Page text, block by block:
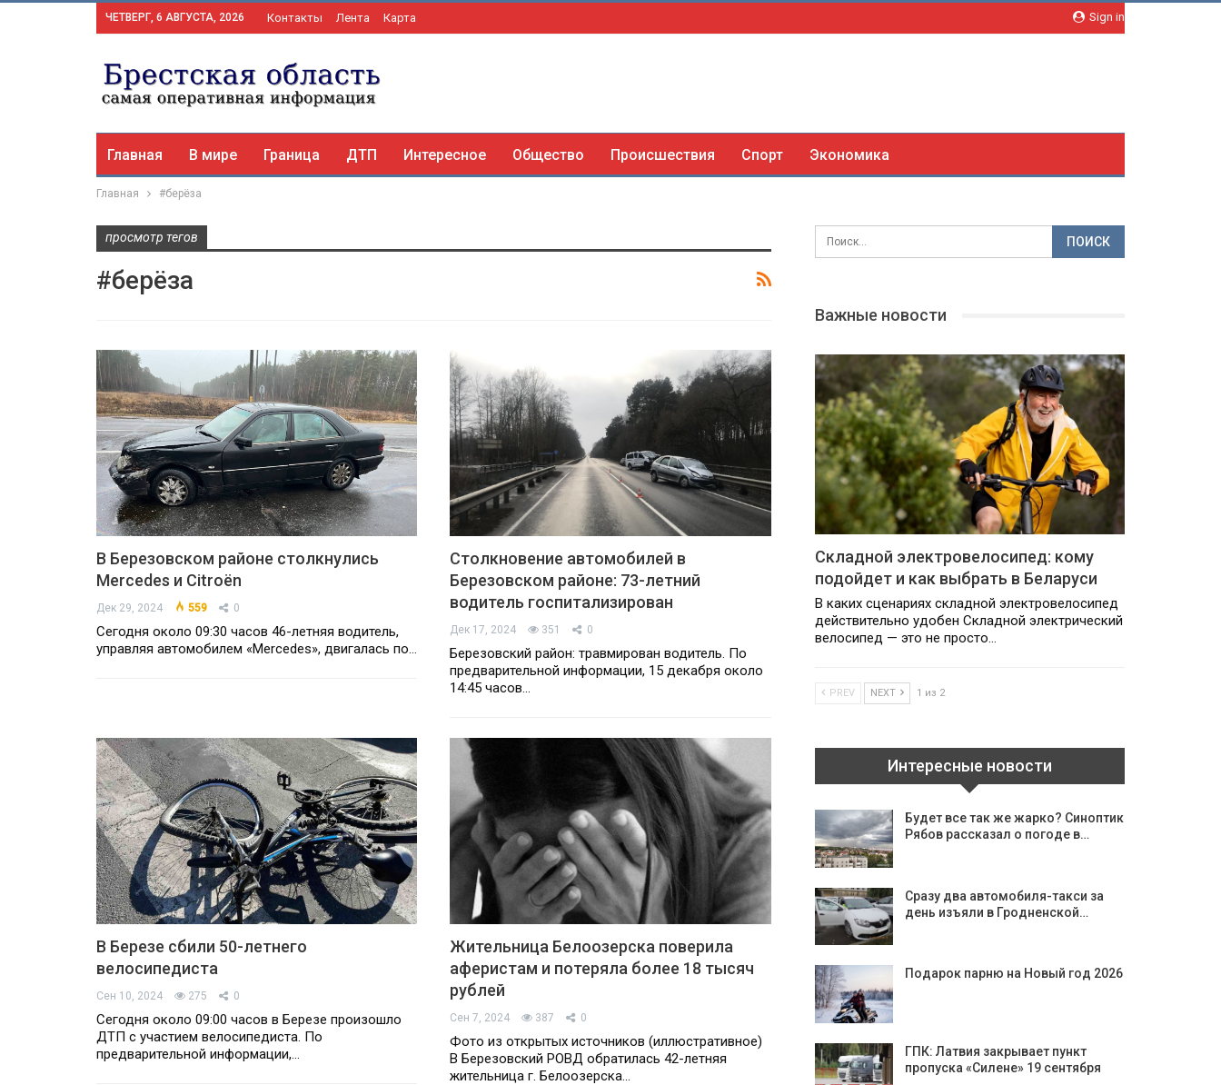
Sign in
ЧЕТВЕРГ, 6 АВГУСТА, 2026 Контакты Лента Карта
Главная В мире Граница ДТП Интересное Общество Происшествия Спорт Экономика
Главная #берёза
просмотр тегов
#берёза
В Березовском районе столкнулись
Mercedes и Citroën
Дек 29, 2024 559 0
Сегодня около 09:30 часов 46-летняя водитель,
управляя автомобилем «Mercedes», двигалась по…
Столкновение автомобилей в
Березовском районе: 73-летний
водитель госпитализирован
Дек 17, 2024 351 0
Березовский район: травмирован водитель. По
предварительной информации, 15 декабря около
14:45 часов…
В Березе сбили 50-летнего
велосипедиста
Сен 10, 2024 275 0
Сегодня около 09:00 часов в Березе произошло
ДТП с участием велосипедиста. По
предварительной информации,…
Жительница Белоозерска поверила
аферистам и потеряла более 18 тысяч
рублей
Сен 7, 2024 387 0
Фото из открытых источников (иллюстративное)
В Березовский РОВД обратилась 42-летняя
жительница г. Белоозерска…
Важные новости
Складной электровелосипед: кому
подойдет и как выбрать в Беларуси
В каких сценариях складной электровелосипед
действительно удобен Складной электрический
велосипед — это не просто…
PREV NEXT 1 из 2
Интересные новости
Будет все так же жарко? Синоптик
Рябов рассказал о погоде в…
Сразу два автомобиля-такси за
день изъяли в Гродненской…
Подарок парню на Новый год 2026
ГПК: Латвия закрывает пункт
пропуска «Силене» 19 сентября